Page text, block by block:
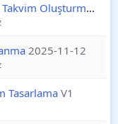
Kişisel Planlama için Boş Aylık Takvim Oluşturma
2025-11-12
Tasarlama V1